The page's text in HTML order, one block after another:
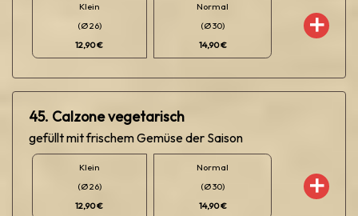
Klein
(Ø 26)
12,90 €
Normal
(Ø 30)
14,90 €
45. Calzone vegetarisch
gefüllt mit frischem Gemüse der Saison
Klein
(Ø 26)
12,90 €
Normal
(Ø 30)
14,90 €